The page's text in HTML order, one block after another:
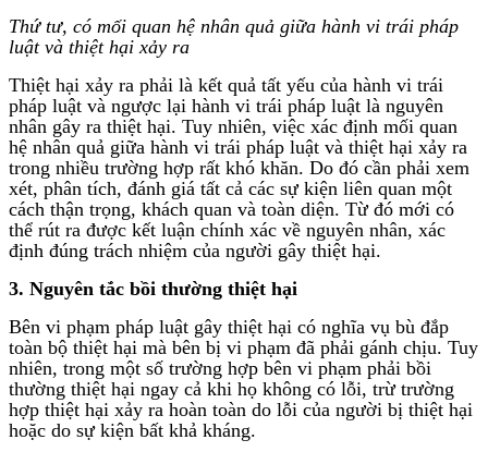
Thứ tư, có mối quan hệ nhân quả giữa hành vi trái pháp
luật và thiệt hại xảy ra
Thiệt hại xảy ra phải là kết quả tất yếu của hành vi trái
pháp luật và ngược lại hành vi trái pháp luật là nguyên
nhân gây ra thiệt hại. Tuy nhiên, việc xác định mối quan
hệ nhân quả giữa hành vi trái pháp luật và thiệt hại xảy ra
trong nhiều trường hợp rất khó khăn. Do đó cần phải xem
xét, phân tích, đánh giá tất cả các sự kiện liên quan một
cách thận trọng, khách quan và toàn diện. Từ đó mới có
thể rút ra được kết luận chính xác về nguyên nhân, xác
định đúng trách nhiệm của người gây thiệt hại.
3. Nguyên tắc bồi thường thiệt hại
Bên vi phạm pháp luật gây thiệt hại có nghĩa vụ bù đắp
toàn bộ thiệt hại mà bên bị vi phạm đã phải gánh chịu. Tuy
nhiên, trong một số trường hợp bên vi phạm phải bồi
thường thiệt hại ngay cả khi họ không có lỗi, trừ trường
hợp thiệt hại xảy ra hoàn toàn do lỗi của người bị thiệt hại
hoặc do sự kiện bất khả kháng.